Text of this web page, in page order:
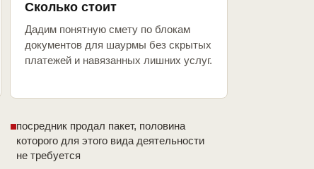
Сколько стоит
Дадим понятную смету по блокам
документов для шаурмы без скрытых
платежей и навязанных лишних услуг.
посредник продал пакет, половина
которого для этого вида деятельности
не требуется